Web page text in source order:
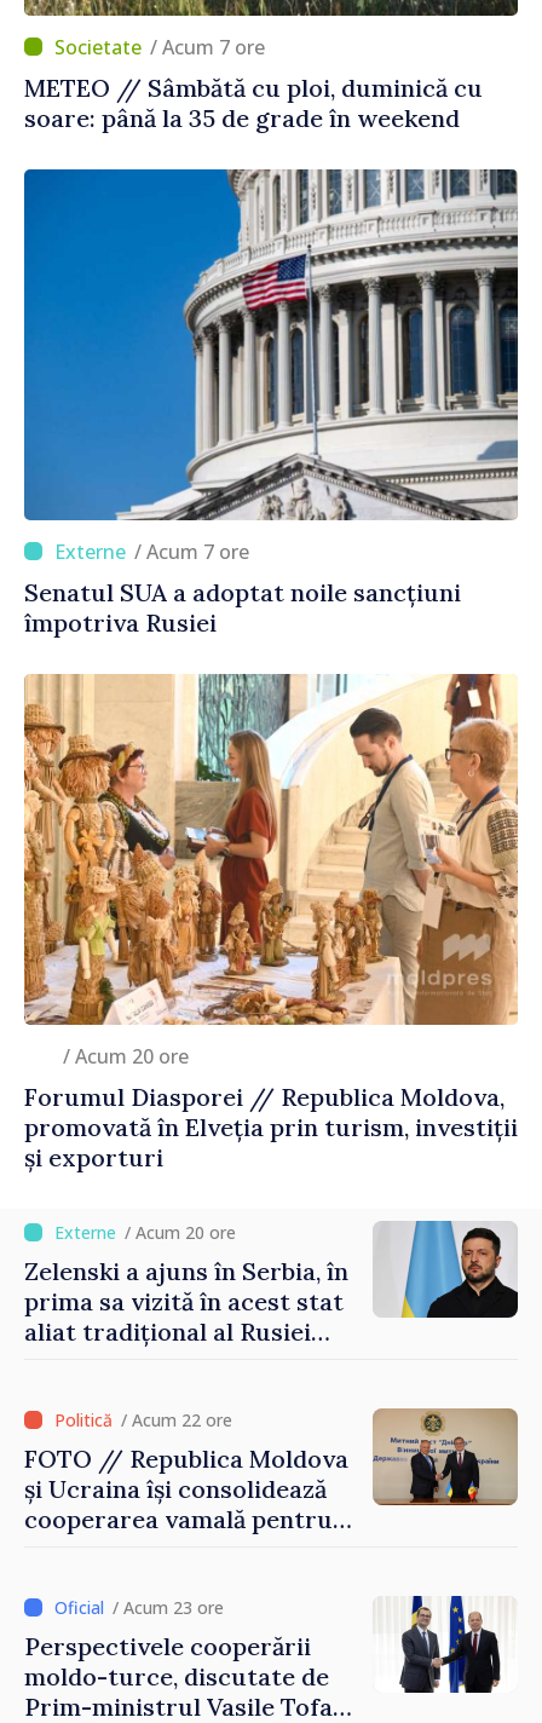
/ Acum 7 ore
METEO // Sâmbătă cu ploi, duminică cu
soare: până la 35 de grade în weekend
/ Acum 7 ore
Senatul SUA a adoptat noile sancțiuni
împotriva Rusiei
/ Acum 20 ore
Forumul Diasporei // Republica Moldova,
promovată în Elveția prin turism, investiții
și exporturi
/ Acum 20 ore
Zelenski a ajuns în Serbia, în
prima sa vizită în acest stat
aliat tradițional al Rusiei
/ Acum 22 ore
FOTO // Republica Moldova
și Ucraina își consolidează
cooperarea vamală pentru
Reuniune la Moghiliov-
Podolsk
/ Acum 23 ore
Perspectivele cooperării
moldo-turce, discutate de
Prim-ministrul Vasile Tofan